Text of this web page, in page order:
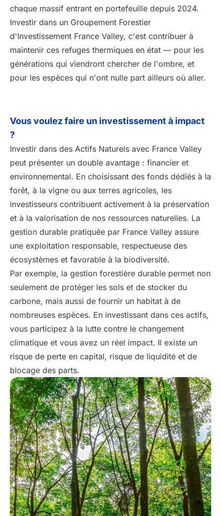
chaque massif entrant en portefeuille depuis 2024.
Investir dans un Groupement Forestier
d'Investissement France Valley, c'est contribuer à
maintenir ces refuges thermiques en état — pour les
générations qui viendront chercher de l'ombre, et
pour les espèces qui n'ont nulle part ailleurs où aller.
Vous voulez faire un investissement à impact
?
Investir dans des Actifs Naturels avec France Valley
peut présenter un double avantage : financier et
environnemental. En choisissant des fonds dédiés à la
forêt, à la vigne ou aux terres agricoles, les
investisseurs contribuent activement à la préservation
et à la valorisation de nos ressources naturelles. La
gestion durable pratiquée par France Valley assure
une exploitation responsable, respectueuse des
écosystèmes et favorable à la biodiversité.
Par exemple, la gestion forestière durable permet non
seulement de protéger les sols et de stocker du
carbone, mais aussi de fournir un habitat à de
nombreuses espèces. En investissant dans ces actifs,
vous participez à la lutte contre le changement
climatique et vous avez un réel impact. Il existe un
risque de perte en capital, risque de liquidité et de
blocage des parts.